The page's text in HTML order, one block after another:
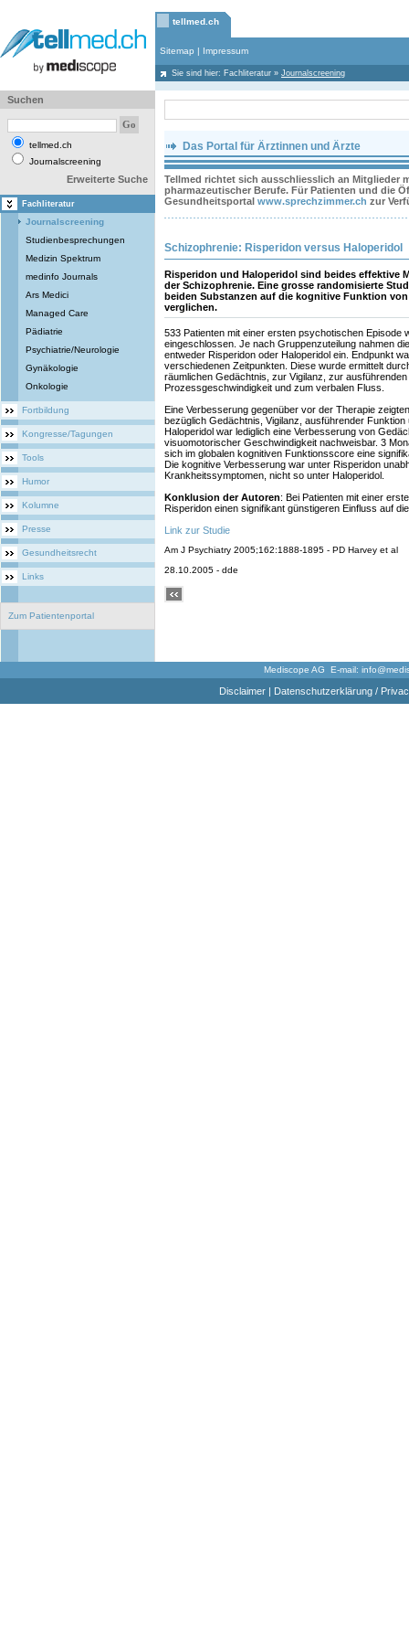
tellmed.ch
Sitemap | Impressum
Sie sind hier: Fachliteratur » Journalscreening
Suchen
tellmed.ch
Journalscreening
Erweiterte Suche
Fachliteratur
Journalscreening
Studienbesprechungen
Medizin Spektrum
medinfo Journals
Ars Medici
Managed Care
Pädiatrie
Psychiatrie/Neurologie
Gynäkologie
Onkologie
Fortbildung
Kongresse/Tagungen
Tools
Humor
Kolumne
Presse
Gesundheitsrecht
Links
Zum Patientenportal
Das Portal für Ärztinnen und Ärzte
Tellmed richtet sich ausschliesslich an Mitglieder
pharmazeutischer Berufe. Für Patienten und die
Gesundheitsportal www.sprechzimmer.ch zur
Schizophrenie: Risperidon versus Haloperidol
Risperidon und Haloperidol sind beides effektive
der Schizophrenie. Eine grosse randomisierte
beiden Substanzen auf die kognitive Funktion
verglichen.
533 Patienten mit einer ersten psychotischen Episode
eingeschlossen. Je nach Gruppenzuteilung nahmen
entweder Risperidon oder Haloperidol ein. Endpunkt
verschiedenen Zeitpunkten. Diese wurde ermittelt
räumlichen Gedächtnis, zur Vigilanz, zur
Prozessgeschwindigkeit und zum verbalen Fluss.
Eine Verbesserung gegenüber vor der Therapie
bezüglich Gedächtnis, Vigilanz, ausführender
Haloperidol war lediglich eine Verbesserung von
visuomotorischer Geschwindigkeit nachweisbar. 3
sich im globalen kognitiven Funktionsscore eine
Die kognitive Verbesserung war unter Risperidon
Krankheitssymptomen, nicht so unter Haloperidol.
Konklusion der Autoren: Bei Patienten mit einer
Risperidon einen signifikant günstigeren Einfluss auf
Link zur Studie
Am J Psychiatry 2005;162:1888-1895 - PD Harvey et al
28.10.2005 - dde
Mediscope AG E-mail:
Disclaimer| Datenschutzerklärung /